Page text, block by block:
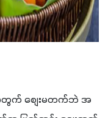
တွက် စျေးမတက်ဘဲ အ